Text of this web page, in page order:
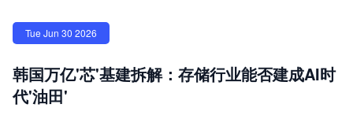
Tue Jun 30 2026
韩国万亿'芯'基建拆解：存储行业能否建成AI时
代'油田'